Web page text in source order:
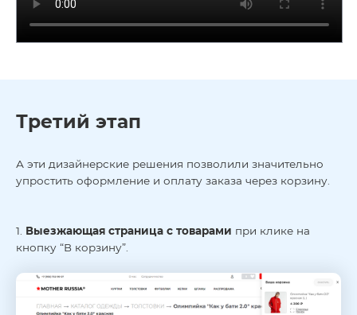
Третий этап
А эти дизайнерские решения позволили значительно
упростить оформление и оплату заказа через корзину.
1. Выезжающая страница с товарами при клике на
кнопку “В корзину”.